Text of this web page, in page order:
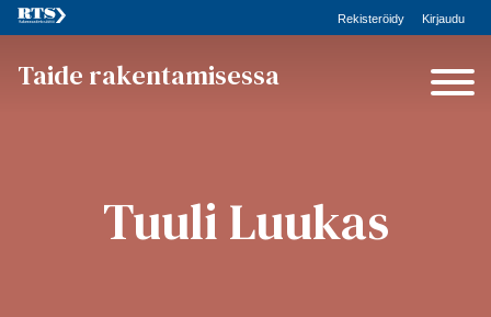
Rekisteröidy Kirjaudu
Taide rakentamisessa
Tuuli Luukas